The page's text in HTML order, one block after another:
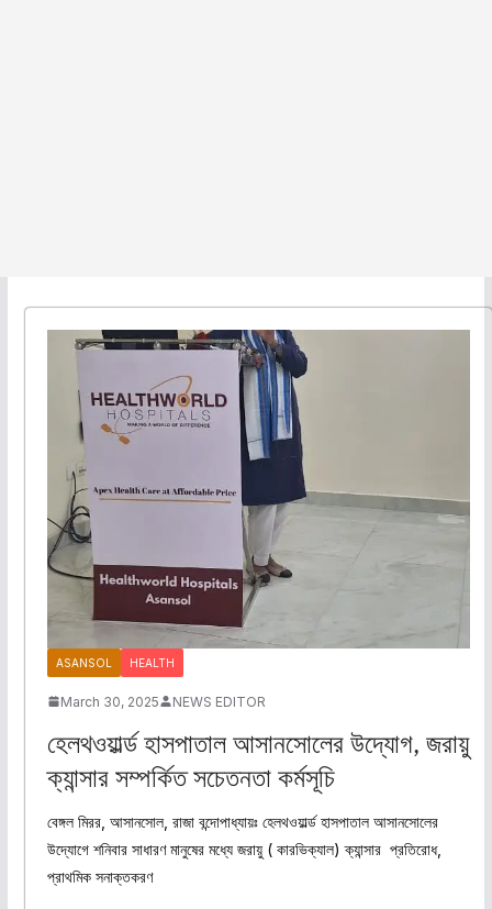
ASANSOL HEALTH
March 30, 2025 NEWS EDITOR
হেলথওয়ার্ল্ড হাসপাতাল আসানসোলের উদ্যোগ, জরায়ু
ক্যান্সার সম্পর্কিত সচেতনতা কর্মসূচি
বেঙ্গল মিরর, আসানসোল, রাজা বন্দোপাধ্যায়ঃ হেলথওয়ার্ল্ড হাসপাতাল আসানসোলের
উদ্যোগে শনিবার সাধারণ মানুষের মধ্যে জরায়ু ( কারভিক্যাল) ক্যান্সার প্রতিরোধ,
প্রাথমিক সনাক্তকরণ